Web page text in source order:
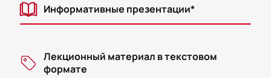
Информативные презентации*
Лекционный материал в текстовом
формате